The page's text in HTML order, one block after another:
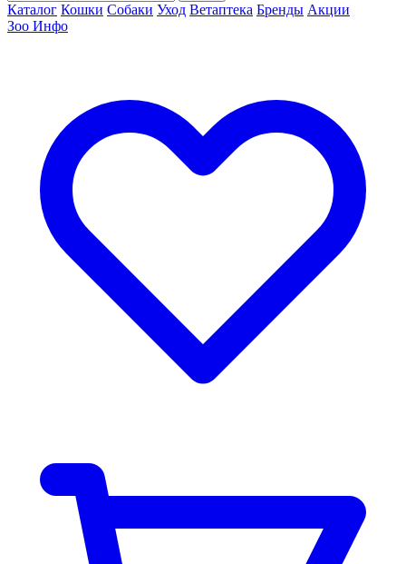
Каталог Кошки Собаки Уход Ветаптека Бренды Акции
Зоо Инфо